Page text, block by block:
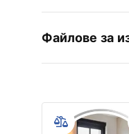
Тип на сифона
Дължина на
Цвят на
Файлове за
LINEAR-3.pdf